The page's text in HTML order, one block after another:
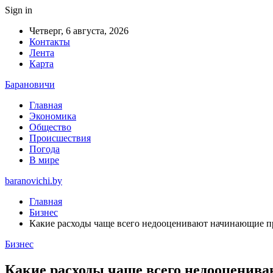
Sign in
Четверг, 6 августа, 2026
Контакты
Лента
Карта
Барановичи
Главная
Экономика
Общество
Происшествия
Погода
В мире
baranovichi.by
Главная
Бизнес
Какие расходы чаще всего недооценивают начинающие
Бизнес